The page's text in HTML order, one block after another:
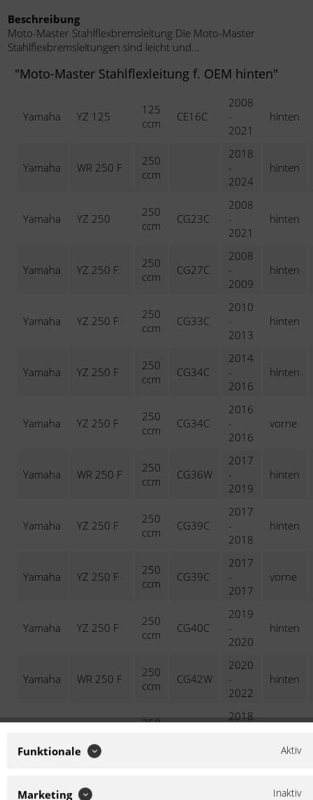
Beschreibung
Moto-Master Stahlflexbremsleitung Die Moto-Master
Stahlflexbremsleitungen sind leicht und...
"Moto-Master Stahlflexleitung f. OEM hinten"
Yamaha YZ 125
125
ccm
CE16C
2008
-
2021
hinten
Yamaha WR 250 F
250
ccm
2018
-
2024
hinten
Yamaha YZ 250
250
ccm
CG23C
2008
-
2021
hinten
Yamaha YZ 250 F
250
ccm
CG27C
2008
-
2009
hinten
Yamaha YZ 250 F
250
ccm
CG33C
2010
-
2013
hinten
Yamaha YZ 250 F
250
ccm
CG34C
2014
-
2016
hinten
Yamaha YZ 250 F
250
ccm
CG34C
2016
-
2016
vorne
Yamaha WR 250 F
250
ccm
CG36W
2017
-
2019
hinten
Yamaha YZ 250 F
250
ccm
CG39C
2017
-
2018
hinten
Yamaha YZ 250 F
250
ccm
CG39C
2017
-
2017
vorne
Yamaha YZ 250 F
250
ccm
CG40C
2019
-
2020
hinten
Yamaha WR 250 F
250
ccm
CG42W
2020
-
2022
hinten
250
2018
EnduroGP
Funktionale Aktiv
Marketing Inaktiv